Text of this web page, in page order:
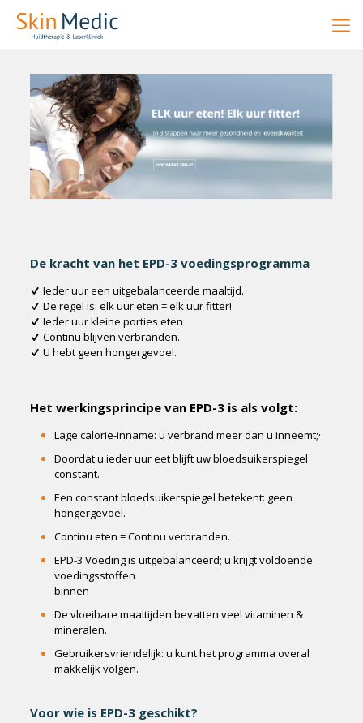
De kracht van het EPD-3 voedingsprogramma
Ieder uur een uitgebalanceerde maaltijd.
De regel is: elk uur eten = elk uur fitter!
Ieder uur kleine porties eten
Continu blijven verbranden.
U hebt geen hongergevoel.
Het werkingsprincipe van EPD-3 is als volgt:
Lage calorie-inname: u verbrand meer dan u inneemt;·
Doordat u ieder uur eet blijft uw bloedsuikerspiegel
constant.
Een constant bloedsuikerspiegel betekent: geen
hongergevoel.
Continu eten = Continu verbranden.
EPD-3 Voeding is uitgebalanceerd; u krijgt voldoende
voedingsstoffen
binnen
De vloeibare maaltijden bevatten veel vitaminen &
mineralen.
Gebruikersvriendelijk: u kunt het programma overal
makkelijk volgen.
Voor wie is EPD-3 geschikt?